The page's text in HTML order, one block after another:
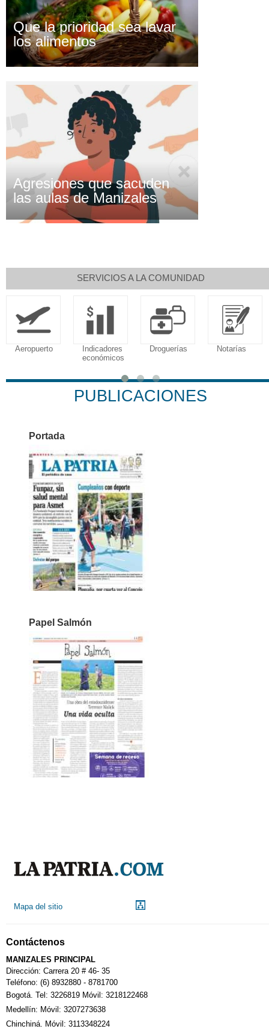
Que la prioridad sea lavar
los alimentos
Agresiones que sacuden
las aulas de Manizales
SERVICIOS A LA COMUNIDAD
Indicadores
Droguerías Notarías
Calendario
PUBLICACIONES
Portada
Papel Salmón
Mapa del sitio
Contáctenos
MANIZALES PRINCIPAL
Dirección: Carrera 20 # 46- 35
Teléfono: (6) 8932880 - 8781700
Bogotá. Tel: 3226819 Móvil: 3218122468
Medellín: Móvil: 3207273638
Chinchiná. Móvil: 3113348224